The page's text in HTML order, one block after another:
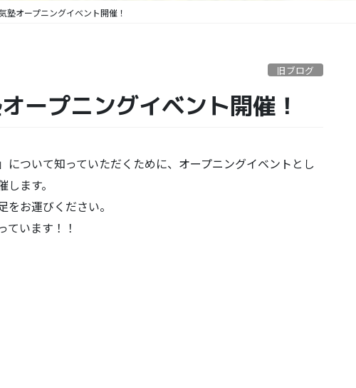
塾オープニングイベント開催！
旧ブログ
ープニングイベント開催！
について知っていただくために、オープニングイベントとし
ます。
お運びください。
ています！！